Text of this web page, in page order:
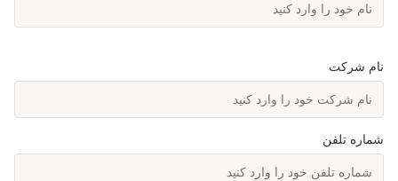
نام شرکت
شماره تلفن